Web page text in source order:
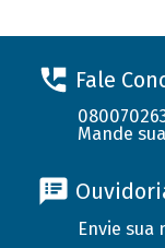
Fale
Mande
Envie sua